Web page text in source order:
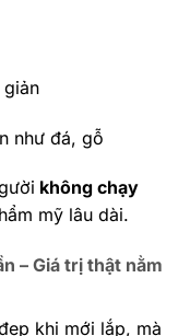
giản
như đá, gỗ
không chạy
mỹ lâu dài.
– Giá trị thật nằm
khi mới lắp, mà